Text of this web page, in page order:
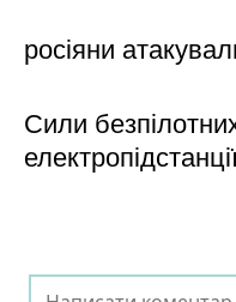
росіяни
Сили